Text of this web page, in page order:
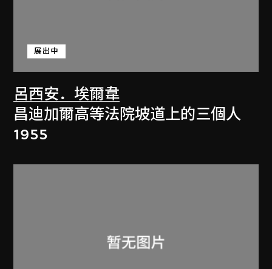
呂西安．埃爾韋
展出中
昌迪加爾高等法院坡道上的三個人
1955